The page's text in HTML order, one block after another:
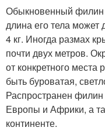
Обыкновенный филин
длина его тела может
4 кг. Иногда размах
почти двух метров.
от конкретного
быть буроватая,
Распространен
Европы и Африки, а
континенте.